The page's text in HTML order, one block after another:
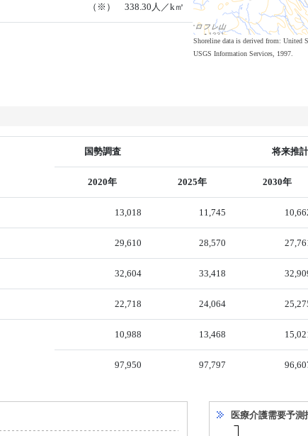
（※） 338.30人／k㎡
Shoreline data is derived from: United
USGS Information Services, 1997.
国勢調査 将来推
2020年 2025年 2030年
13,018 11,745
29,610 28,570
32,604 33,418
22,718 24,064
10,988 13,468
97,950 97,797
医療介護需要予測